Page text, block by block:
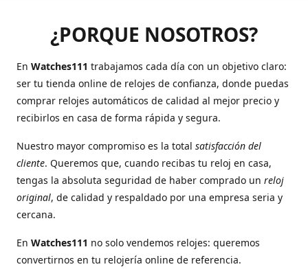
¿PORQUE NOSOTROS?
En Watches111 trabajamos cada día con un objetivo claro:
ser tu tienda online de relojes de confianza, donde puedas
comprar relojes automáticos de calidad al mejor precio y
recibirlos en casa de forma rápida y segura.
Nuestro mayor compromiso es la total satisfacción del
cliente. Queremos que, cuando recibas tu reloj en casa,
tengas la absoluta seguridad de haber comprado un reloj
original, de calidad y respaldado por una empresa seria y
cercana.
En Watches111 no solo vendemos relojes: queremos
convertirnos en tu relojería online de referencia.